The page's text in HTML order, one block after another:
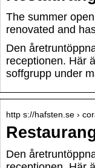
The summer
renovated and
Den
receptionen. Här
soffgrupp under
http s://hafsten.se ›
Den